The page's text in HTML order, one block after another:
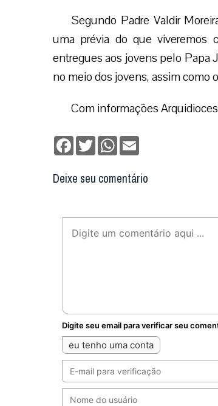
Segundo Padre Valdir
uma prévia do que viveremos
entregues aos jovens pelo Papa
no meio dos jovens, assim como
Com informações
Facebook
TwitterWhatsApp
Deixe seu comentário
Digite seu email para verificar seu
eu tenho uma conta